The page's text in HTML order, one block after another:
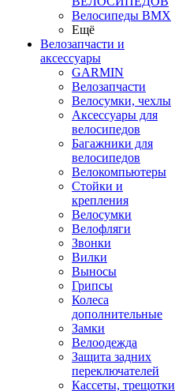
Велосипеды BMX
Ещё
Велозапчасти и
аксессуары
GARMIN
Велозапчасти
Велосумки, чехлы
Аксессуары для
велосипедов
Багажники для
велосипедов
Велокомпьютеры
Стойки и
крепления
Велосумки
Велофляги
Звонки
Вилки
Выносы
Грипсы
Колеса
дополнительные
Замки
Велоодежда
Защита задних
переключателей
Кассеты, трещотки